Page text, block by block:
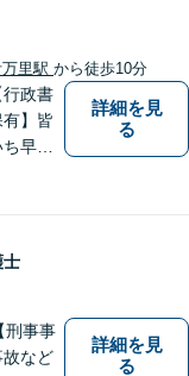
切に
里駅 から徒歩10分
行政書
】皆
早く
様が
作り
詳細を見
る
士
刑事事
など
詳細を見
る